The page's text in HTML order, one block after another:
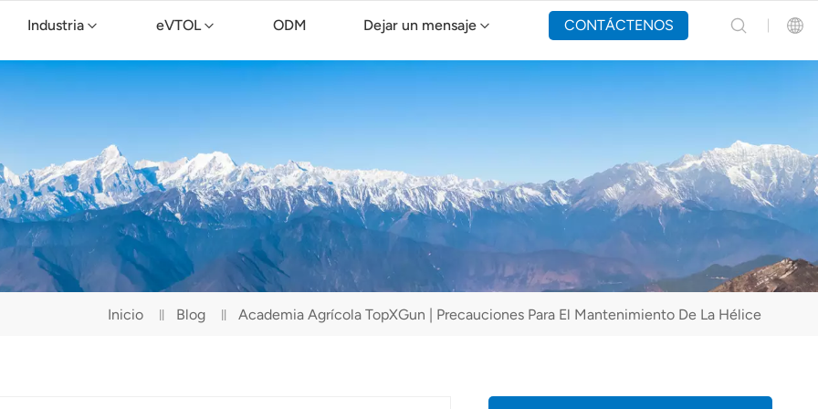
Industria eVTOL ODM Dejar un mensaje CONTÁCTENOS
Русский
Português(Portugal)
Português(Brasil)
Türkçe
Inicio Blog Academia Agrícola TopXGun | Precauciones Para El Mantenimiento De La Hélice